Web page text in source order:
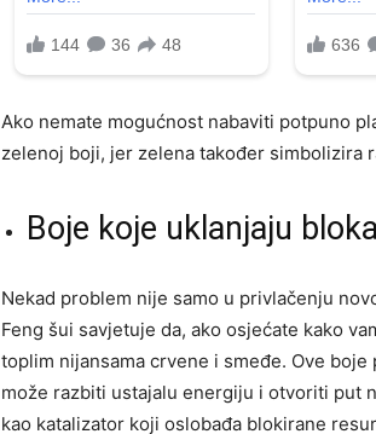
Ako nemate mogućnost nabaviti potpuno
zelenoj boji, jer zelena također simbolizira
Boje koje uklanjaju
Nekad problem nije samo u privlačenju
Feng šui savjetuje da, ako osjećate kako
toplim nijansama crvene i smeđe. Ove
može razbiti ustajalu energiju i otvoriti put
kao katalizator koji oslobađa blokirane